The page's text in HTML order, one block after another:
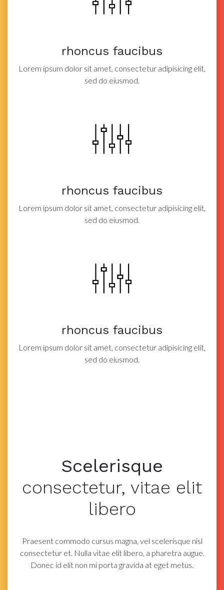
rhoncus faucibus
Lorem ipsum dolor sit amet, consectetur adipisicing elit,
sed do eiusmod.
rhoncus faucibus
Lorem ipsum dolor sit amet, consectetur adipisicing elit,
sed do eiusmod.
rhoncus faucibus
Lorem ipsum dolor sit amet, consectetur adipisicing elit,
sed do eiusmod.
Scelerisque
consectetur, vitae elit
libero
Praesent commodo cursus magna, vel scelerisque nisl
consectetur et. Nulla vitae elit libero, a pharetra augue.
Donec id elit non mi porta gravida at eget metus.